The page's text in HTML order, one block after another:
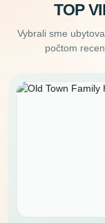
TOP
Vybrali sme
počtom